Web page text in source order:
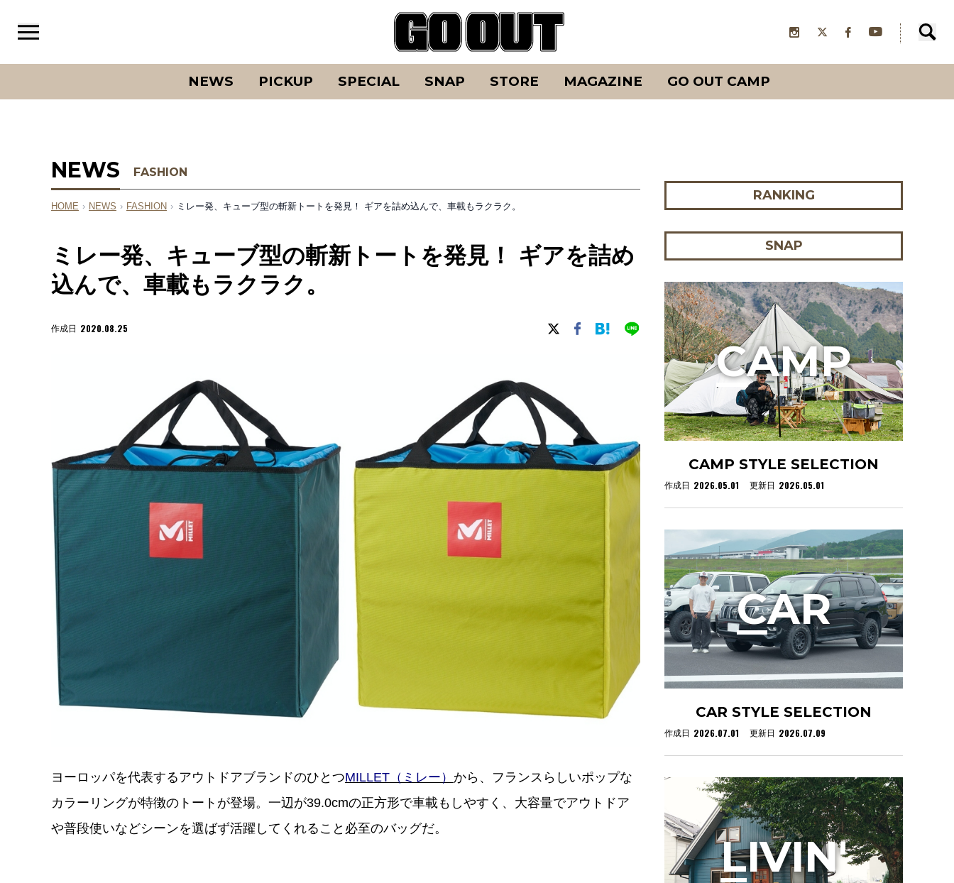
NEWS PICKUP SPECIAL SNAP STORE MAGAZINE GO OUT CAMP
NEWS FASHION
HOME › NEWS › FASHION › ミレー発、キューブ型の斬新トートを発見！ ギアを詰め込んで、車載もラクラク。
ミレー発、キューブ型の斬新トートを発見！ ギアを詰め
込んで、車載もラクラク。
作成日 2020.08.25
ヨーロッパを代表するアウトドアブランドのひとつMILLET（ミレー） から、フランスらしいポップな
カラーリングが特徴のトートが登場。一辺が39.0cmの正方形で車載もしやすく、大容量でアウトドア
や普段使いなどシーンを選ばず活躍してくれること必至のバッグだ。
RANKING
SNAP
CAMP STYLE SELECTION
作成日 2026.05.01 更新日 2026.05.01
CAMP
CAR STYLE SELECTION
作成日 2026.07.01 更新日 2026.07.09
CAR
LIVIN'